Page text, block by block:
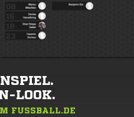
LOOK.
FUSSBALL.DE